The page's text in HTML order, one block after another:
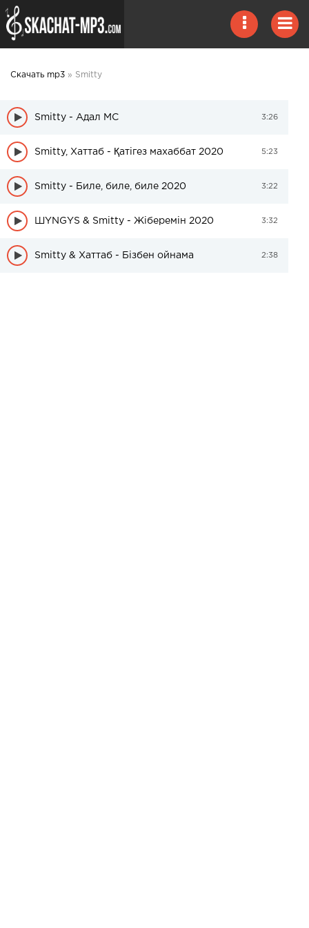
Скачать mp3 » Smitty
Smitty - Адал MC 3:26
Smitty, Хаттаб - Қатігез махаббат 2020 5:23
Smitty - Биле, биле, биле 2020 3:22
ШYNGYS & Smitty - Жіберемін 2020 3:32
Smitty & Хаттаб - Бізбен ойнама 2:38